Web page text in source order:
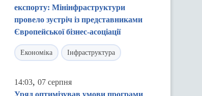
експорту: Мінінфраструктури
провело зустріч із представниками
Європейської бізнес-асоціації
Економіка Інфраструктура
14:03, 07 серпня
Уряд оптимізував умови програми